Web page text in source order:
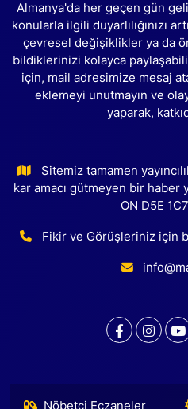
Almanya'da her geçen gün
konularla ilgili duyarlılığınızı
çevresel değişiklikler ya da
bildiklerinizi kolayca
için, mail adresimize mesaj
eklemeyi unutmayın ve
yaparak,
Sitemiz tamamen
kar amacı gütmeyen bir haber
ON D5E
Fikir ve Görüşleriniz için